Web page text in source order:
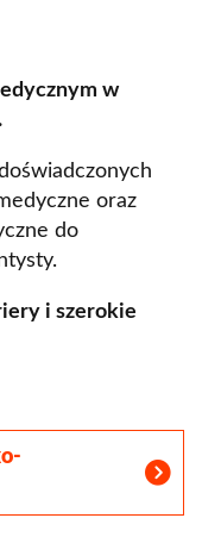
w
zyskaj
zdrowia i innych